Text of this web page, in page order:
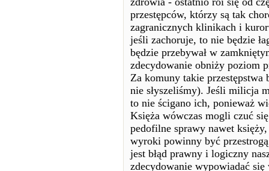
przestępców, którzy są tak
zagranicznych klinikach i
jeśli zachoruje, to nie będzie
będzie przebywał w
zdecydowanie obniży poziom
Za komuny takie przestępstwa
nie słyszeliśmy). Jeśli milicja
to nie ścigano ich, ponieważ
Księża wówczas mogli czuć
pedofilne sprawy nawet
wyroki powinny być
jest błąd prawny i logiczny
zdecydowanie wypowiadać